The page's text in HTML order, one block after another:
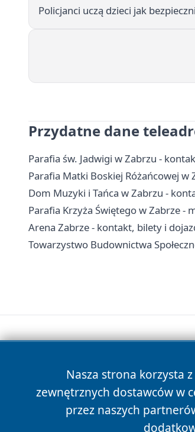
Policjanci uczą dzieci jak
Przydatne dane
Parafia św. Jadwigi w Zabrzu -
Parafia Matki Boskiej Różańcowej
Dom Muzyki i Tańca w Zabrzu -
Parafia Krzyża Świętego w Zabrze -
Arena Zabrze - kontakt, bilety i
Towarzystwo Budownictwa
Nasza strona korzysta
zewnętrznych dostawców w
przez naszych